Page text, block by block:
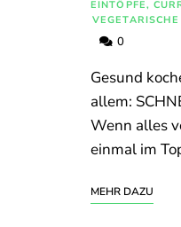
EINTÖPFE,
0
Gesund
allem:
Wenn alles
einmal im
MEHR DAZU